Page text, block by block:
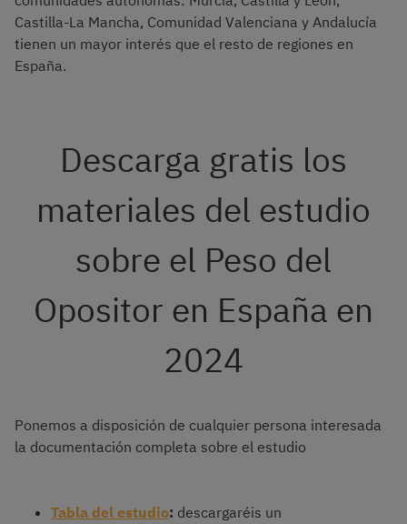
Castilla-La Mancha, Comunidad Valenciana y Andalucía
tienen un mayor interés que el resto de regiones en
España.
Descarga gratis los
materiales del estudio
sobre el Peso del
Opositor en España en
2024
Ponemos a disposición de cualquier persona interesada
la documentación completa sobre el estudio
Tabla del estudio: descargaréis un